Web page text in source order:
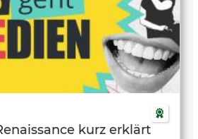
kurz erklärt